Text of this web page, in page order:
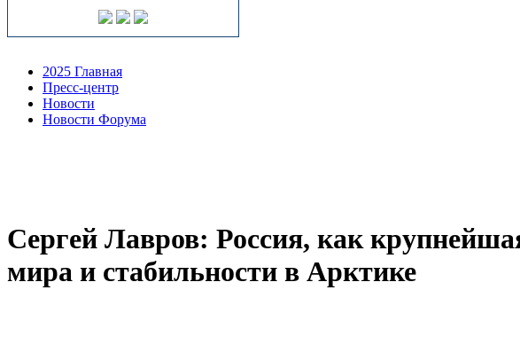
2025 Главная
Пресс-центр
Новости
Новости Форума
Сергей Лавров: Россия, как
мира и стабильности в Арктике